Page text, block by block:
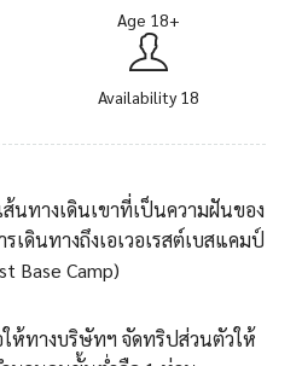
Age 18+
Availability 18
นทางเดินเขาที่เป็นความฝันของ
เดินทางถึงเอเวอเรสต์เบสแคมป์
Base Camp)
ห้ทางบริษัทฯ จัดทริปส่วนตัวให้